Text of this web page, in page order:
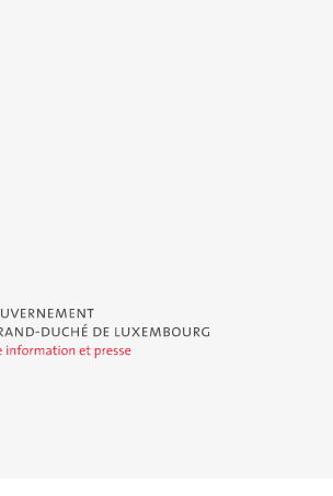
Grand-Duché de Luxembourg - Service